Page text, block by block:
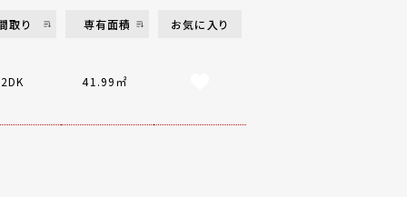
取り 専有面積 お気に入り
2DK 41.99㎡